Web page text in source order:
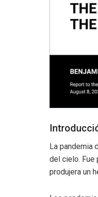
La pandemia
del cielo. Fue
produjera un